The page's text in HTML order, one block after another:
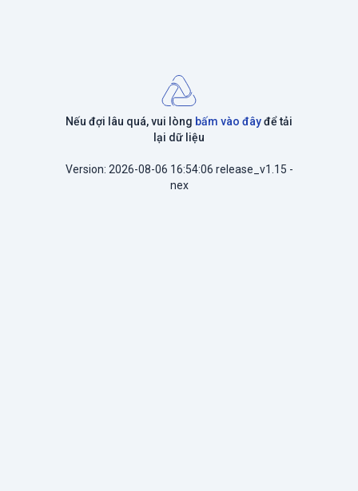
Nếu đợi lâu quá, vui lòng bấm vào đâyđể tải
lại dữ liệu
Version: 2026-08-06 16:54:06 release_v1.15 -
nex